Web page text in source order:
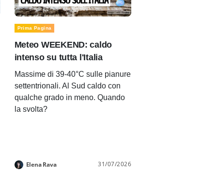
Prima Pagina
Meteo WEEKEND: caldo
intenso su tutta l'Italia
Massime di 39-40°C sulle pianure
settentrionali. Al Sud caldo con
qualche grado in meno. Quando
la svolta?
Elena Rava 31/07/2026